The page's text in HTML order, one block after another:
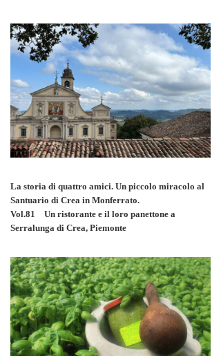
La storia di quattro amici. Un piccolo miracolo al
Santuario di Crea in Monferrato.
Vol.81 Un ristorante e il loro panettone a
Serralunga di Crea, Piemonte